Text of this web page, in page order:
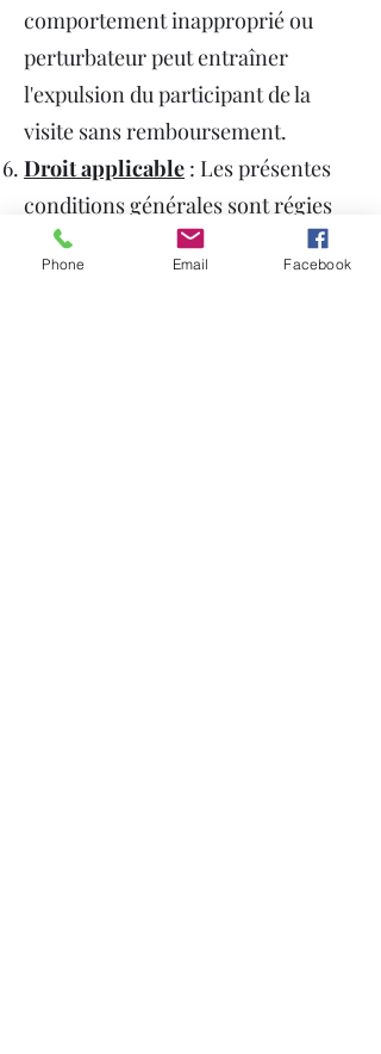
comportement inapproprié ou
perturbateur peut entraîner
l'expulsion du participant de la
visite sans remboursement.
Droit applicable : Les présentes
conditions générales sont régies
par les lois en vigueur en
Belgique, et tout litige relatif à ces
Phone Email Facebook